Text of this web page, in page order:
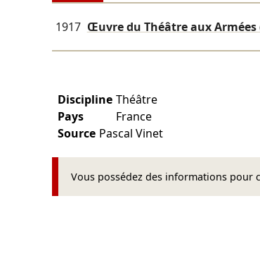
1917 Œuvre du Théâtre aux Armées
Discipline Théâtre
Pays
France
Source Pascal Vinet
Vous possédez des informations pour